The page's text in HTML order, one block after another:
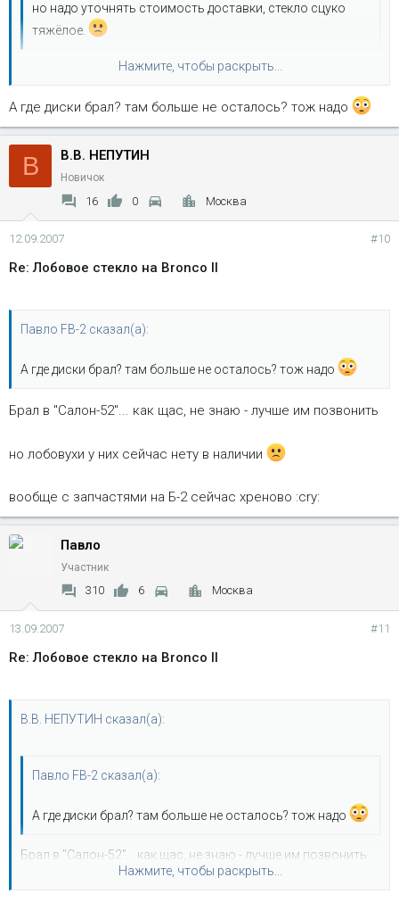
но надо уточнять стоимость доставки, стекло сцуко
тяжёлое.
Да, я знаю - узнавал в Салон-52, говорят: "Стекло стоит 4-5
самого стекла, а в том, что его везут в деревянном
контейнере который весит в 3 раза больше самого стекла.
Вот и получается, что придется платить за доставку тары :?
Потому и ищу "не на заказ", а "из старых запасов" - ведь если
в таком контейнере штук 5 или 10 привезли, то стоимость
соответственно :wink:
Я так диски тормозные купил пару месяцев назад: на заказ
Нажмите, чтобы раскрыть...
А где диски брал? там больше не осталось? тож надо
В В.В. НЕПУТИН
Новичок
16 0 Москва
12.09.2007 #10
Re: Лобовое стекло на Bronco II
Павло FB-2 сказал(а):
А где диски брал? там больше не осталось? тож надо
Брал в "Салон-52"... как щас, не знаю - лучше им позвонить
но лобовухи у них сейчас нету в наличии
вообще с запчастями на Б-2 сейчас хреново :cry:
Павло
Участник
310 6 Москва
13.09.2007 #11
Re: Лобовое стекло на Bronco II
В.В. НЕПУТИН сказал(а):
Павло FB-2 сказал(а):
А где диски брал? там больше не осталось? тож надо
Брал в "Салон-52"... как щас, не знаю - лучше им позвонить
Нажмите, чтобы раскрыть...